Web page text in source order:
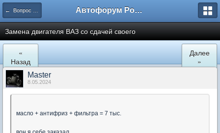
← Вопрос - ответ Автофорум Ростова-на-Дону
Замена двигателя ВАЗ со сдачей своего
«
Назад
Далее
»
Мaster
8.05.2024
масло + антифриз + фильтра = 7 тыс.